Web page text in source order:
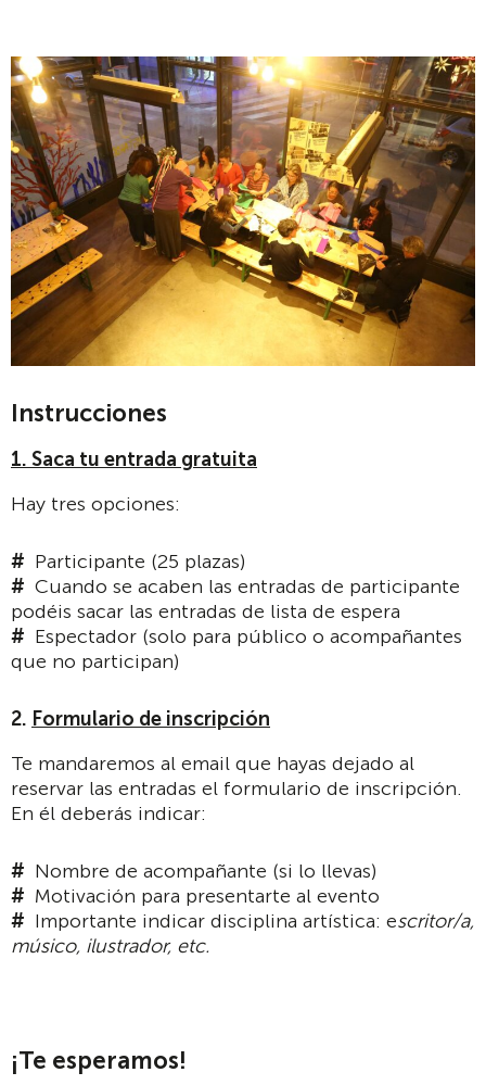
Instrucciones
1. Saca tu entrada gratuita
Hay tres opciones:
Participante (25 plazas)
Cuando se acaben las entradas de participante
podéis sacar las entradas de lista de espera
Espectador (solo para público o acompañantes
que no participan)
2. Formulario de inscripción
Te mandaremos al email que hayas dejado al
reservar las entradas el formulario de inscripción.
En él deberás indicar:
Nombre de acompañante (si lo llevas)
Motivación para presentarte al evento
Importante indicar disciplina artística: escritor/a,
músico, ilustrador, etc.
¡Te esperamos!